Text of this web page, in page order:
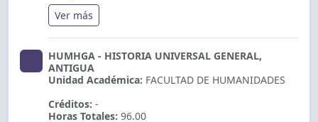
Ver más
HUMHGA - HISTORIA UNIVERSAL GENERAL,
ANTIGUA
Unidad Académica: FACULTAD DE HUMANIDADES
Créditos: -
Horas Totales: 96.00